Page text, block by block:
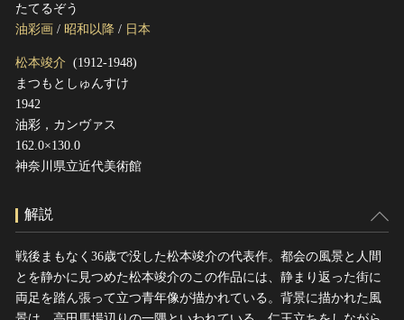
文化遺産データベース
たてるぞう
油彩画 / 昭和以降 / 日本
松本竣介 (1912-1948)
まつもとしゅんすけ
1942
油彩，カンヴァス
162.0×130.0
神奈川県立近代美術館
解説
戦後まもなく36歳で没した松本竣介の代表作。都会の風景と人間
とを静かに見つめた松本竣介のこの作品には、静まり返った街に
両足を踏ん張って立つ青年像が描かれている。背景に描かれた風